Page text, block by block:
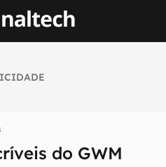
do GWM
em primeira